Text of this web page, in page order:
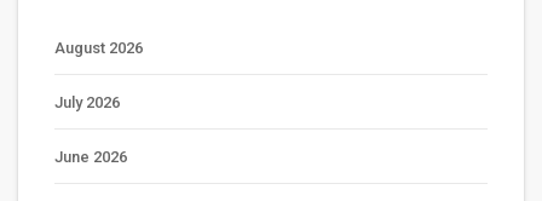
August 2026
July 2026
June 2026